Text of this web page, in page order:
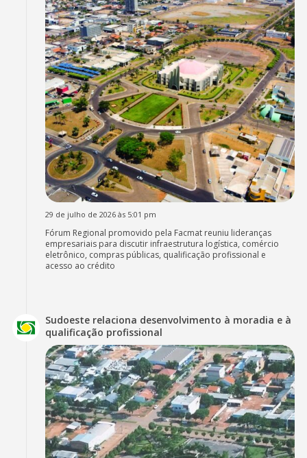
29 de julho de 2026 às 5:01 pm
Fórum Regional promovido pela Facmat reuniu lideranças
empresariais para discutir infraestrutura logística, comércio
eletrônico, compras públicas, qualificação profissional e
acesso ao crédito
Sudoeste relaciona desenvolvimento à moradia e à
qualificação profissional